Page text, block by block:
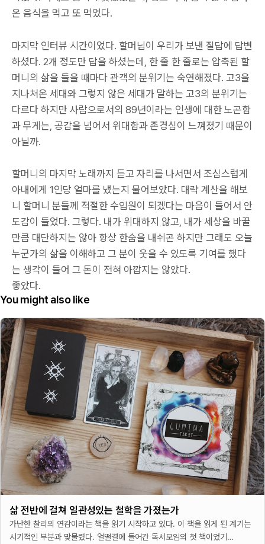
온 음식을 먹고 또 먹었다.
마지막 인터뷰 시간이었다. 할머님이 우리가 보낸 질답에 답변
하셨다. 2개 정도만 답을 하셨는데, 한 줄 한 줄로는 압축된 할
머니의 삶을 들을 때마다 관객의 분위기는 숙연해졌다. 고3을
지나쳐온 세대와 그렇지 않은 세대가 말하는 고3의 분위기는
다르다 하지만 사람으로서의 89년이라는 인생에 대한 노곤함
과 무게는, 공감을 넘어서 위대함과 존경심이 느껴졌기 때문이
아닐까.
할머니의 마지막 노래까지 듣고 자리를 나서면서 조심스럽게
아내에게 1인당 얼마를 냈는지 물어보았다. 대략 계산을 해보
니 할머니 분들께 적절한 수입원이 되겠다는 마음이 들어서 안
도감이 들었다. 그렇다. 내가 위대하지 않고, 내가 세상을 바꿀
만큼 대단하지는 않아 항상 한숨을 내쉬곤 하지만 그래도 오늘
누군가의 삶을 이해하고 그 분이 웃을 수 있도록 기여를 했다
는 생각이 들어 그 돈이 전혀 아깝지는 않았다.
좋았다.
You might also like
삶 전반에 걸쳐 일관성있는 철학을 가졌는가
가난한 찰리의 연감이라는 책을 읽기 시작하고 있다. 이 책을 읽게 된 계기는
시기적인 부분과 맞물렸다. 얼떨결에 들어간 독서모임의 첫 책이었기